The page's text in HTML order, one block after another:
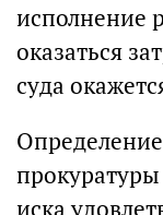
исполнение
оказаться
суда
иска